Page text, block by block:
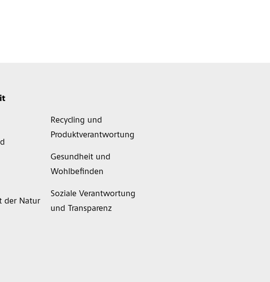
der Natur
Recycling und
Produktverantwortung
Gesundheit und
Wohlbefinden
Soziale Verantwortung
und Transparenz